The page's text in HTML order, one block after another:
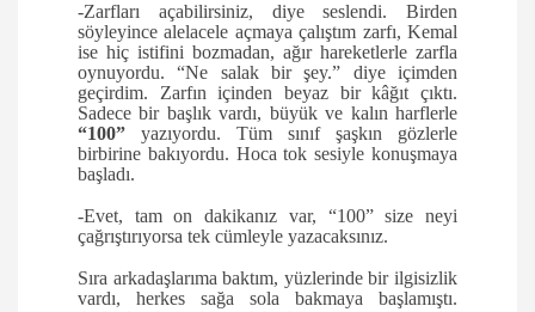
-Zarfları açabilirsiniz, diye seslendi. Birden
söyleyince alelacele açmaya çalıştım zarfı, Kemal
ise hiç istifini bozmadan, ağır hareketlerle zarfla
oynuyordu. “Ne salak bir şey.” diye içimden
geçirdim. Zarfın içinden beyaz bir kâğıt çıktı.
Sadece bir başlık vardı, büyük ve kalın harflerle
“100” yazıyordu. Tüm sınıf şaşkın gözlerle
birbirine bakıyordu. Hoca tok sesiyle konuşmaya
başladı.
-Evet, tam on dakikanız var, “100” size neyi
çağrıştırıyorsa tek cümleyle yazacaksınız.
Sıra arkadaşlarıma baktım, yüzlerinde bir ilgisizlik
vardı, herkes sağa sola bakmaya başlamıştı.